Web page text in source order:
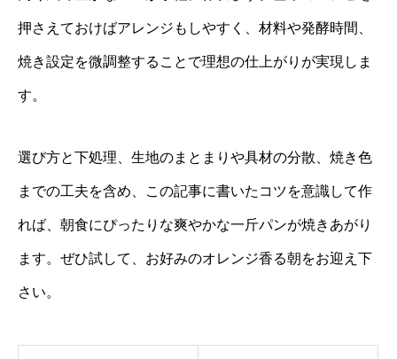
押さえておけばアレンジもしやすく、材料や発酵時間、
焼き設定を微調整することで理想の仕上がりが実現しま
す。
選び方と下処理、生地のまとまりや具材の分散、焼き色
までの工夫を含め、この記事に書いたコツを意識して作
れば、朝食にぴったりな爽やかな一斤パンが焼きあがり
ます。ぜひ試して、お好みのオレンジ香る朝をお迎え下
さい。